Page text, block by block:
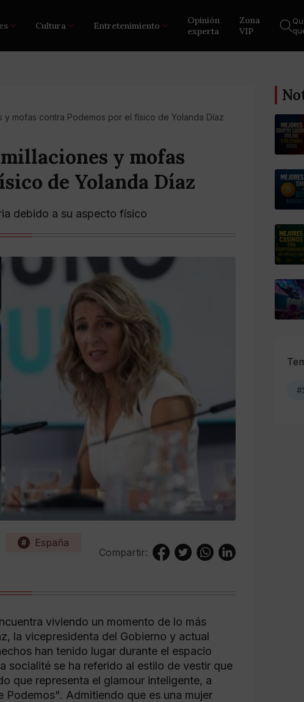
Cultura Entretenimiento
Opinión
experta
Zona
VIP
y mofas contra Podemos por el físico de Yolanda Díaz
y mofas
de Yolanda Díaz
debido a su aspecto físico
España
Compartir:
viviendo un momento de lo más
la vicepresidenta del Gobierno y actual
han tenido lugar durante el espacio
se ha referido al estilo de vestir que
que representa el glamour inteligente, a
Podemos". Admitiendo que es una mujer